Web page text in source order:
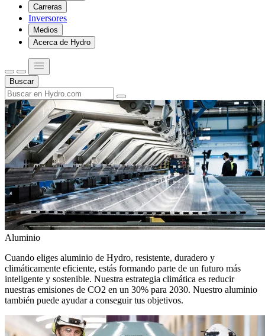
Carreras
Inversores
Medios
Acerca de Hydro
Buscar
Aluminio
Cuando eliges aluminio de Hydro, resistente, duradero y
climáticamente eficiente, estás formando parte de un futuro más
inteligente y sostenible. Nuestra estrategia climática es reducir
nuestras emisiones de CO2 en un 30% para 2030. Nuestro aluminio
también puede ayudar a conseguir tus objetivos.